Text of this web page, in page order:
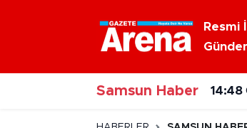
Resmi
Samsun Haber 14:48
Nöbetçi Eczaneler
Hava Durumu